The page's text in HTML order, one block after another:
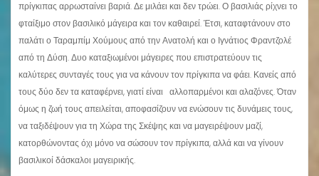
πρίγκιπας αρρωσταίνει βαριά. Δε μιλάει και δεν τρώει. Ο βασιλιάς ρίχνει το
φταίξιμο στον βασιλικό μάγειρα και τον καθαιρεί. Έτσι, καταφτάνουν στο
παλάτι ο Ταραμπίμ Χούμους από την Ανατολή και ο Ιγνάτιος Φραντζολέ
από τη Δύση. Δυο καταξιωμένοι μάγειρες που επιστρατεύουν τις
καλύτερες συνταγές τους για να κάνουν τον πρίγκιπα να φάει. Κανείς από
τους δύο δεν τα καταφέρνει, γιατί είναι αλλοπαρμένοι και αλαζόνες. Όταν
όμως η ζωή τους απειλείται, αποφασίζουν να ενώσουν τις δυνάμεις τους,
να ταξιδέψουν για τη Χώρα της Σκέψης και να μαγειρέψουν μαζί,
κατορθώνοντας όχι μόνο να σώσουν τον πρίγκιπα, αλλά και να γίνουν
βασιλικοί δάσκαλοι μαγειρικής.